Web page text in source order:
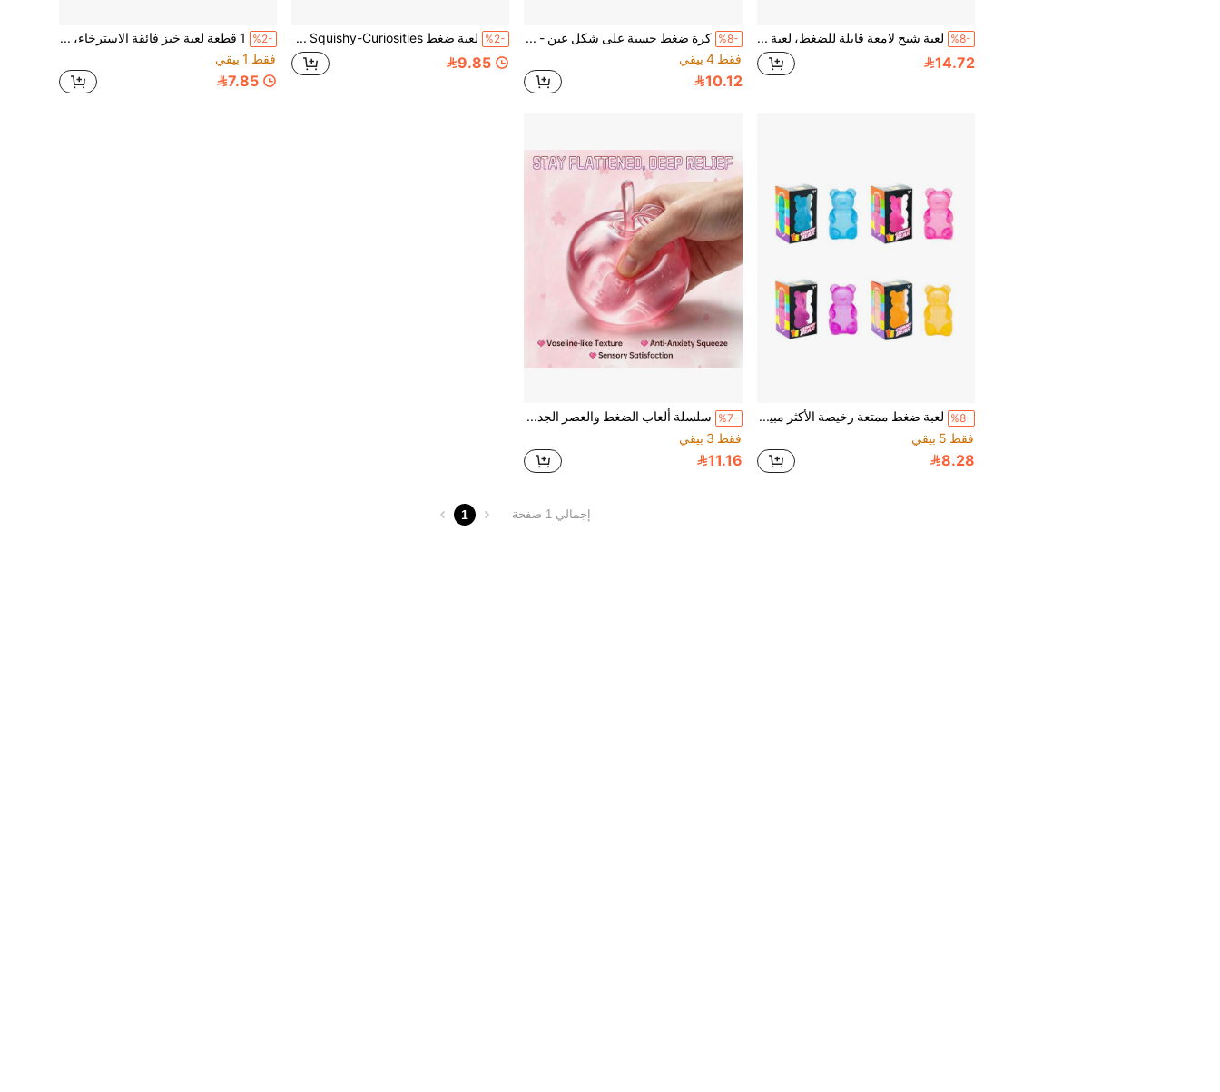
%8- لعبة شبح لامعة قابلة للضغط، لعبة تخفيف التوتر بطيئة الارتداد لعيد الهالوين، لعبة شبح لطيفة بأسلوب ياباني، هدية حفلة للأطفال
14.72
%8-
كرة ضغط حسية على شكل عين - لعبة ضغط ناعمة بطيئة الارتداد لتخفيف التوتر مع عيون متحركة، مناسبة لمرضى اضطراب نقص الانتباه والنشاط المفرط، التوحد، القلق وتخفيف ضغوط العمل
فقط 4 بيقي
10.12
%2- لعبة ضغط Smushers Squishy-Curiosities الجديدة بتصميم تبديل وجه الكلب، لعبة ناعمة بطيئة الارتداد لتخفيف التوتر، لعبة حسية لطيفة بوجه الكلب، مناسبة للبالغين لتخفيف التوتر والقلق
9.85
%2-
1 قطعة لعبة خبز فائقة الاسترخاء، كرة ناعمة قابلة للضغط بطيئة الارتفاع لتخفيف التوتر، عصا خبز واقعية لطيفة قابلة للضغط، هدية حفلة، لعبة تخفيف التوتر
فقط 1 بيقي
7.85
%8-
لعبة ضغط ممتعة رخيصة الأكثر مبيعًا في السوق تخفيف الضغط مثيرة للأطفال في الروضة جائزة تخفيف الضغط ارتداد تفريغ - هدية مثالية - هدية عيد ميلاد - هدية عطلة - هدية عيد الحب - هدية - مجموعة - هدية عيد الفصح - أداة تخفيف الضغط - أداة تفريغ قد تختلف الحرفية قليلاً
فقط 5 بيقي
8.28
%7-
سلسلة ألعاب الضغط والعصر الجديدة، لعبة تخفيف الضغط من السيليكون، لعبة الضغط من السيليكون - هدية عيد الميلاد - هدية - هدية مثالية - هدية - عرض المجموعة - هواية المجموعة - هدية للآخرين
فقط 3 بيقي
11.16
إجمالي 1 صفحة 1